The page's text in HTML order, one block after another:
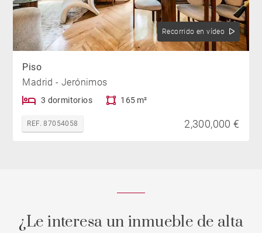
Recorrido en vídeo
Piso
Madrid - Jerónimos
3 dormitorios 165 m²
REF. 87054058 2,300,000 €
¿Le interesa un inmueble de alta